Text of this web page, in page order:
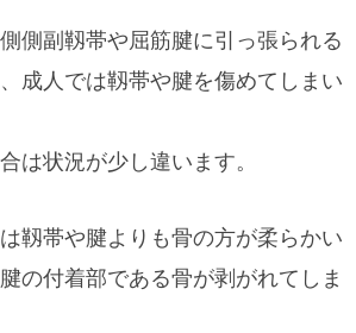
側副靱帯や屈筋腱に引っ張られる
成人では靱帯や腱を傷めてしまい
は状況が少し違います。
靱帯や腱よりも骨の方が柔らかい
の付着部である骨が剥がれてしま